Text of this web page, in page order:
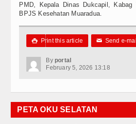
PMD, Kepala Dinas Dukcapil, Kabag
BPJS Kesehatan Muaradua.
 Print this article ✉ Send e-mail
By portal
February 5, 2026 13:18
PETA OKU SELATAN